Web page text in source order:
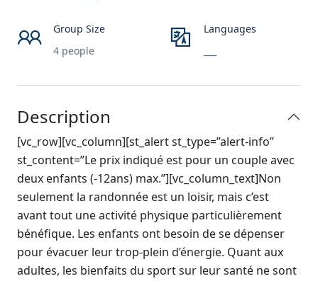
Group Size
4 people
Languages
Description
[vc_row][vc_column][st_alert st_type=”alert-info”
st_content=”Le prix indiqué est pour un couple avec
deux enfants (-12ans) max.”][vc_column_text]Non
seulement la randonnée est un loisir, mais c’est
avant tout une activité physique particulièrement
bénéfique. Les enfants ont besoin de se dépenser
pour évacuer leur trop-plein d’énergie. Quant aux
adultes, les bienfaits du sport sur leur santé ne sont